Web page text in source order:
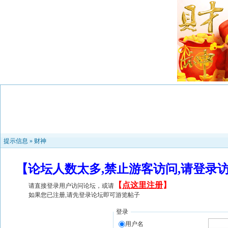
提示信息 » 财神
【论坛人数太多,禁止游客访问,请登
请直接登录用户访问论坛，或请 【 点这里注册】
如果您已注册,请先登录论坛即可游览帖子
登录
用户名